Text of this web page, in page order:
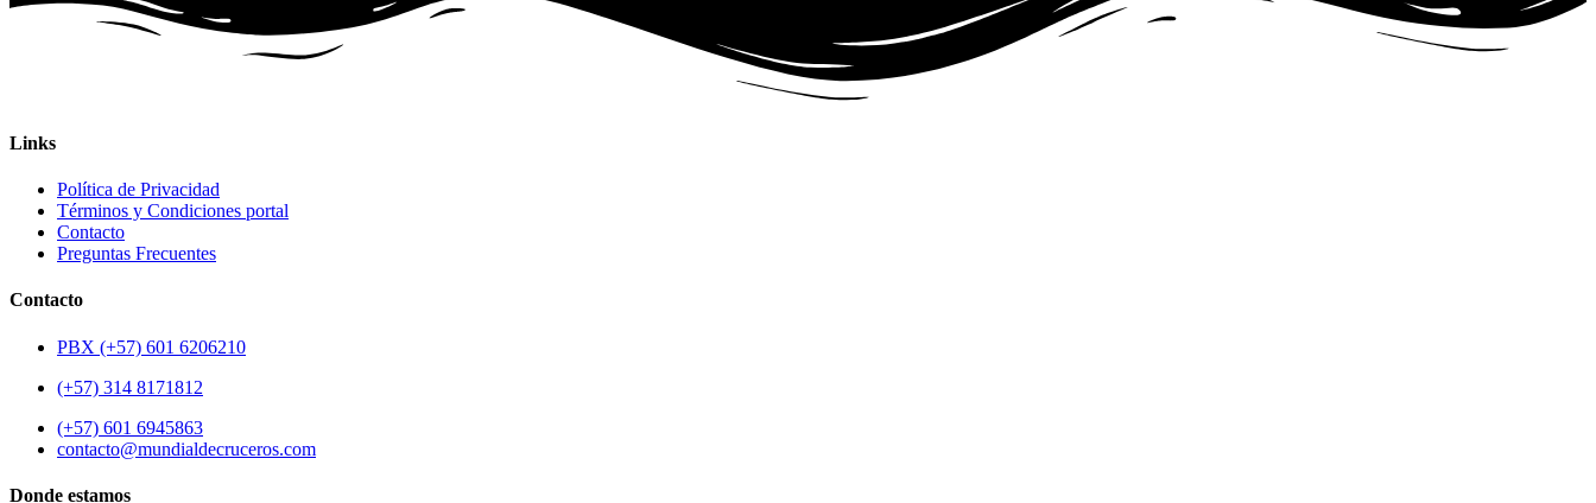
Links
Política de Privacidad
Términos y Condiciones portal
Contacto
Preguntas Frecuentes
Contacto
PBX (+57) 601 6206210
(+57) 314 8171812
(+57) 601 6945863
contacto@mundialdecruceros.com
Donde estamos